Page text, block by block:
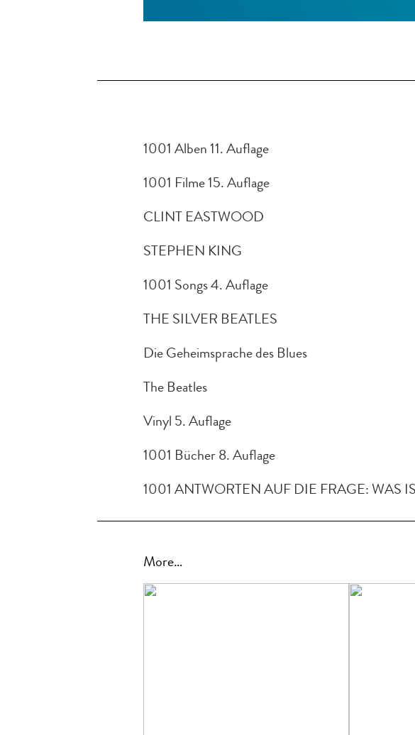
1001 Alben 11. Auflage
1001 Filme 15. Auflage
CLINT EASTWOOD
STEPHEN KING
1001 Songs 4. Auflage
THE SILVER BEATLES
Die Geheimsprache des Blues
The Beatles
Vinyl 5. Auflage
1001 Bücher 8. Auflage
1001 ANTWORTEN AUF DIE FRAGE: WAS
More…